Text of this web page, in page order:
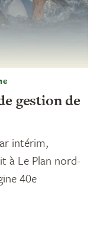
gestion de
intérim,
à Le Plan nord-
40e